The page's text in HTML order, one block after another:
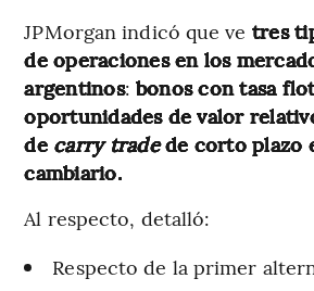
JPMorgan indicó que ve tres
de operaciones en los
argentinos: bonos con tasa
oportunidades de valor
de carry tradede corto plazo
cambiario.
Al respecto, detalló:
Respecto de la primer